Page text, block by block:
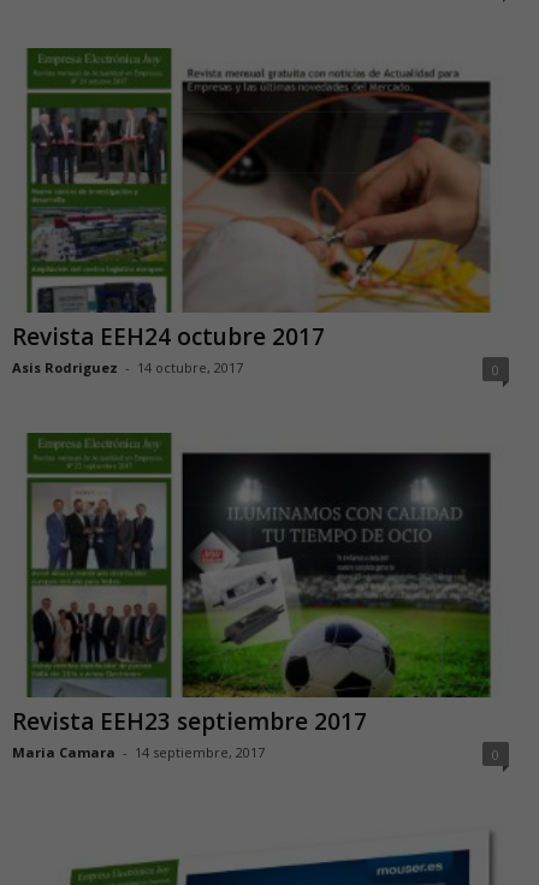
Revista EEH24 octubre 2017
Asis Rodriguez - 14 octubre, 2017 0
Revista EEH23 septiembre 2017
Maria Camara - 14 septiembre, 2017 0